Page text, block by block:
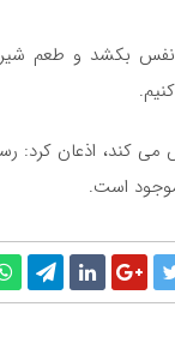
نفس بکشد و طعم
کند، اذعان کرد:
است.